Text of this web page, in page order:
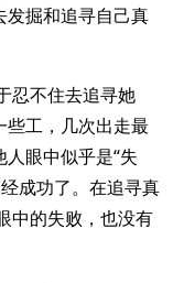
发掘和追寻自己真
忍不住去追寻她
些工，几次出走最
眼中似乎是“失
成功了。在追寻真
中的失败，也没有